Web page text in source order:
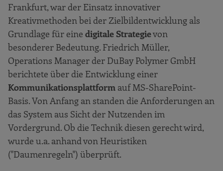
Frankfurt, war der Einsatz innovativer
Kreativmethoden bei der Zielbildentwicklung als
Grundlage für eine digitale Strategievon
besonderer Bedeutung. Friedrich Müller,
Operations Manager der DuBay Polymer GmbH
berichtete über die Entwicklung einer
Kommunikationsplattform auf MS-SharePoint-
Basis. Von Anfang an standen die Anforderungen an
das System aus Sicht der Nutzenden im
Vordergrund. Ob die Technik diesen gerecht wird,
wurde u.a. anhand von Heuristiken
("Daumenregeln") überprüft.